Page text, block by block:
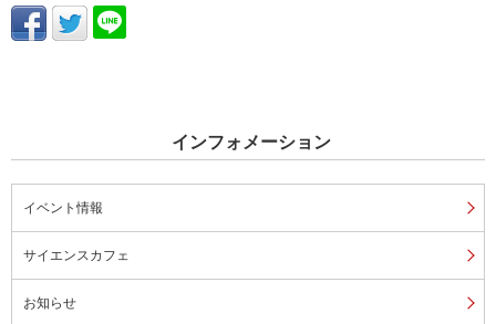
インフォメーション
イベント情報
サイエンスカフェ
お知らせ